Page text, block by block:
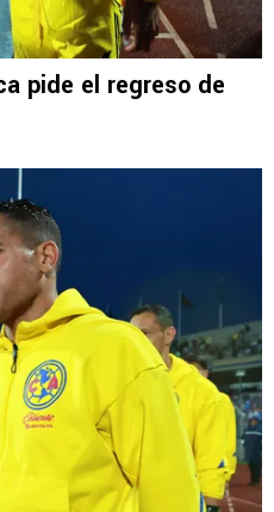
pide el regreso de